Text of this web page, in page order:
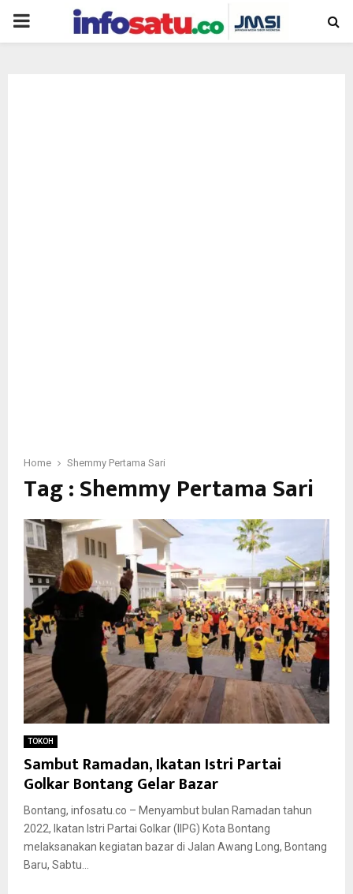
PRIMARY
Home Shemmy Pertama Sari
Tag : Shemmy Pertama Sari
TOKOH
Sambut Ramadan, Ikatan Istri Partai
Golkar Bontang Gelar Bazar
Bontang, infosatu.co – Menyambut bulan Ramadan tahun
2022, Ikatan Istri Partai Golkar (IIPG) Kota Bontang
melaksanakan kegiatan bazar di Jalan Awang Long, Bontang
Baru, Sabtu...